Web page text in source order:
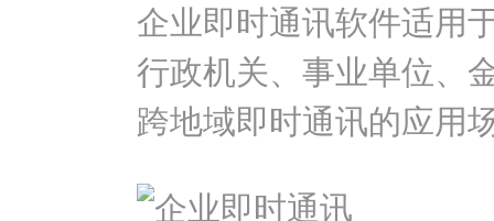
企业即时通讯软件适用
行政机关、事业单位、
跨地域即时通讯的应用